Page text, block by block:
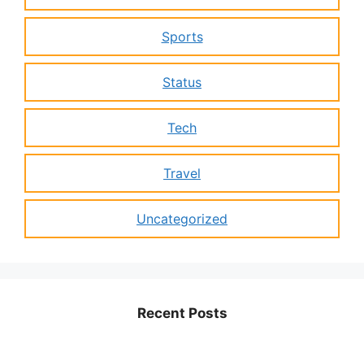
Sports
Status
Tech
Travel
Uncategorized
Recent Posts